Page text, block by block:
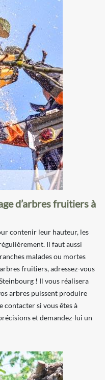
d’arbres fruitiers à
contenir leur hauteur, les
Il faut aussi
malades ou mortes
fruitiers, adressez-vous
! Il vous réalisera
arbres puissent produire
contacter si vous êtes à
et demandez-lui un